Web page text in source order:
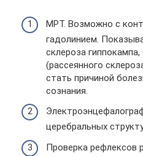
МРТ. Возможно с
гадолинием.
склероза
(рассеянного
стать причиной
сознания.
церебральных
Проверка рефлексов